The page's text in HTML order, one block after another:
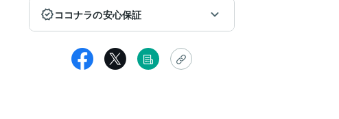
ココナラの安心保証